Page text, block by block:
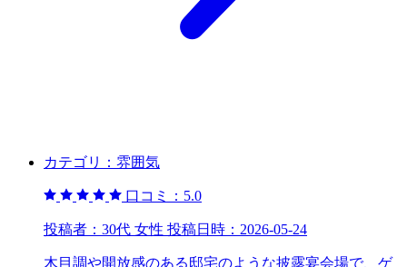
カテゴリ： 雰囲気
口コミ： 5.0
投稿者： 30代 女性 投稿日時： 2026-05-24
木目調や開放感のある邸宅のような披露宴会場で、ゲ